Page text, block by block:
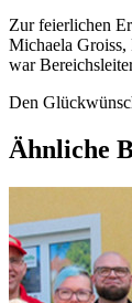
Zur feierlichen
Michaela
war
Den
Ähnliche